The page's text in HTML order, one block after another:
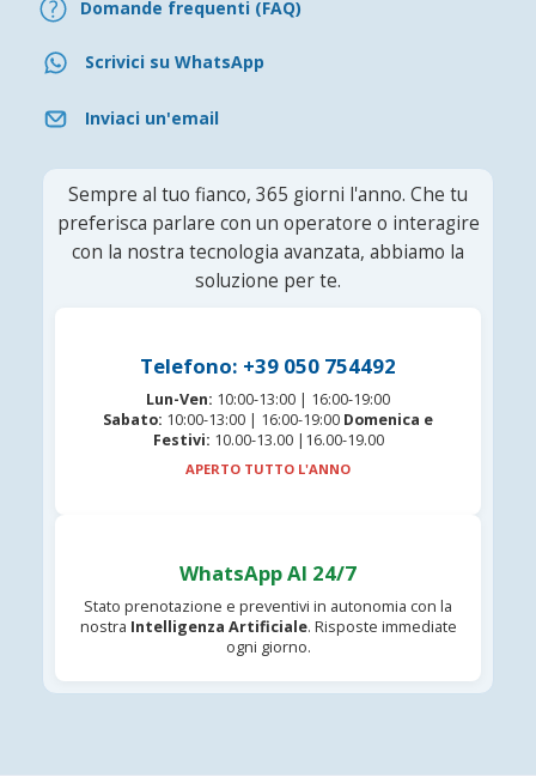
Domande frequenti (FAQ)
Scrivici su WhatsApp
Inviaci un'email
Sempre al tuo fianco, 365 giorni l'anno. Che tu
preferisca parlare con un operatore o interagire
con la nostra tecnologia avanzata, abbiamo la
soluzione per te.
Telefono: +39 050 754492
Lun-Ven: 10:00-13:00 | 16:00-19:00
Sabato: 10:00-13:00 | 16:00-19:00 Domenica e
Festivi: 10.00-13.00 |16.00-19.00
APERTO TUTTO L'ANNO
WhatsApp AI 24/7
Stato prenotazione e preventivi in autonomia con la
nostra Intelligenza Artificiale. Risposte immediate
ogni giorno.